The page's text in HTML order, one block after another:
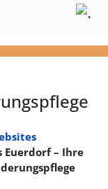
Euerdorf – Ihre